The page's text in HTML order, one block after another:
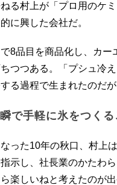
る村上が「プロ用のケ
に興した会社だ。
8品目を商品化し、カー
つつある。「プシュ冷
る過程で生まれたのだ
瞬で手軽に氷をつく
った10年の秋口、村上
示し、社長業のかたわ
楽しいねと考えたのが